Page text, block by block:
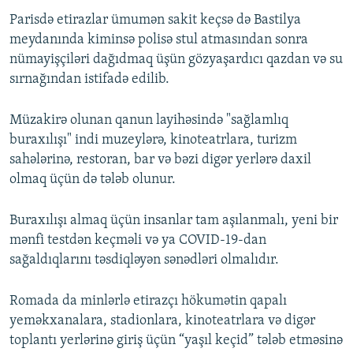
Parisdə etirazlar ümumən sakit keçsə də Bastilya
meydanında kiminsə polisə stul atmasından sonra
nümayişçiləri dağıdmaq üşün gözyaşardıcı qazdan və su
sırnağından istifadə edilib.
Müzakirə olunan qanun layihəsində "sağlamlıq
buraxılışı" indi muzeylərə, kinoteatrlara, turizm
sahələrinə, restoran, bar və bəzi digər yerlərə daxil
olmaq üçün də tələb olunur.
Buraxılışı almaq üçün insanlar tam aşılanmalı, yeni bir
mənfi testdən keçməli və ya COVID-19-dan
sağaldıqlarını təsdiqləyən sənədləri olmalıdır.
Romada da minlərlə etirazçı hökumətin qapalı
yeməkxanalara, stadionlara, kinoteatrlara və digər
toplantı yerlərinə giriş üçün “yaşıl keçid” tələb etməsinə